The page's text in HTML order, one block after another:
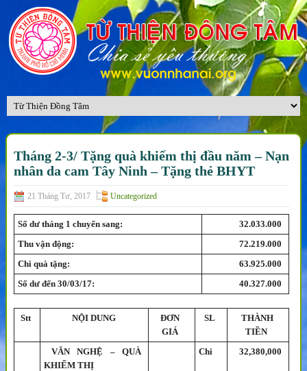
Tháng 2-3/ Tặng quà khiếm thị đầu năm – Nạn
nhân da cam Tây Ninh – Tặng thẻ BHYT
21 Tháng Tư, 2017 Uncategorized
Số dư tháng 1 chuyển sang: 32.033.000
Thu vận động:
72.219.000
Chi quà tặng:
63.925.000
Số dư đến 30/03/17: 40.327.000
Stt NỘI DUNG
ĐƠN
GIÁ
SL
THÀNH
TIỀN
VĂN NGHỆ – QUÀ
KHIẾM THỊ
Chi 32,380,000